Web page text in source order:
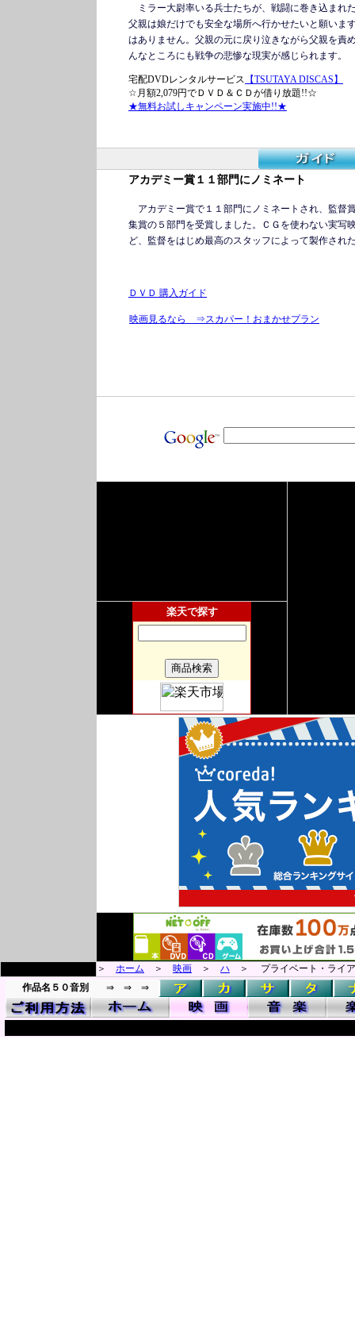
ミラー大尉率いる兵士たちが、戦闘に巻き込まれ
父親は娘だけでも安全な場所へ行かせたいと願いま
はありません。父親の元に戻り泣きながら父親を責
んなところにも戦争の悲惨な現実が感じられます。
宅配DVDレンタルサービス 【TSUTAYA DISCAS】
☆月額2,079円でＤＶＤ＆ＣＤが借り放題!!☆
★無料お試しキャンペーン実施中!!★
アカデミー賞１１部門にノミネート
アカデミー賞で１１部門にノミネートされ、監督
集賞の５部門を受賞しました。ＣＧを使わない実写
ど、監督をはじめ最高のスタッフによって製作され
ＤＶＤ 購入ガイド
映画見るなら ⇒スカパー！おまかせプラン
楽天で探す
＞ ホーム ＞ 映画 ＞ ハ ＞ プライベート・ライ
作品名５０音別
⇒ ⇒ ⇒